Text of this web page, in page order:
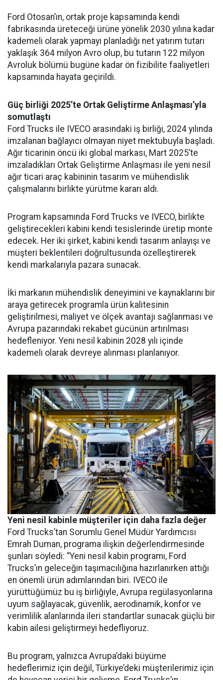
Ford Otosan’ın, ortak proje kapsamında kendi
fabrikasında üreteceği ürüne yönelik 2030 yılına kadar
kademeli olarak yapmayı planladığı net yatırım tutarı
yaklaşık 364 milyon Avro olup, bu tutarın 122 milyon
Avroluk bölümü bugüne kadar ön fizibilite faaliyetleri
kapsamında hayata geçirildi.
Güç birliği 2025’te Ortak Geliştirme Anlaşması’yla
somutlaştı
Ford Trucks ile IVECO arasındaki iş birliği, 2024 yılında
imzalanan bağlayıcı olmayan niyet mektubuyla başladı.
Ağır ticarinin öncü iki global markası, Mart 2025’te
imzaladıkları Ortak Geliştirme Anlaşması ile yeni nesil
ağır ticari araç kabininin tasarım ve mühendislik
çalışmalarını birlikte yürütme kararı aldı.
Program kapsamında Ford Trucks ve IVECO, birlikte
geliştirecekleri kabini kendi tesislerinde üretip monte
edecek. Her iki şirket, kabini kendi tasarım anlayışı ve
müşteri beklentileri doğrultusunda özelleştirerek
kendi markalarıyla pazara sunacak.
İki markanın mühendislik deneyimini ve kaynaklarını bir
araya getirecek programla ürün kalitesinin
geliştirilmesi, maliyet ve ölçek avantajı sağlanması ve
Avrupa pazarındaki rekabet gücünün artırılması
hedefleniyor. Yeni nesil kabinin 2028 yılı içinde
kademeli olarak devreye alınması planlanıyor.
Yeni nesil kabinle müşteriler için daha fazla değer
Ford Trucks’tan Sorumlu Genel Müdür Yardımcısı
Emrah Duman, programa ilişkin değerlendirmesinde
şunları söyledi: “Yeni nesil kabin programı, Ford
Trucks’ın geleceğin taşımacılığına hazırlanırken attığı
en önemli ürün adımlarından biri. IVECO ile
yürüttüğümüz bu iş birliğiyle, Avrupa regülasyonlarına
uyum sağlayacak, güvenlik, aerodinamik, konfor ve
verimlilik alanlarında ileri standartlar sunacak güçlü bir
kabin ailesi geliştirmeyi hedefliyoruz.
Bu program, yalnızca Avrupa’daki büyüme
hedeflerimiz için değil, Türkiye’deki müşterilerimiz için